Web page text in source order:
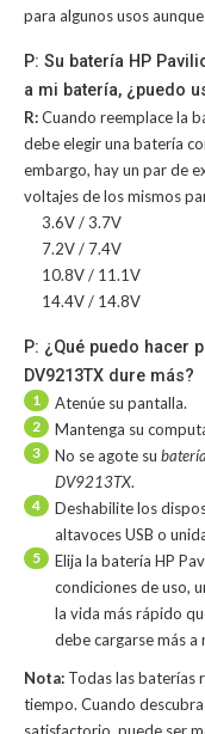
para algunos usos
P: Su batería HP
a mi batería, ¿puedo
R:Cuando reemplace la
debe elegir una batería
embargo, hay un par de
voltajes de los mismos
3.6V / 3.7V
7.2V / 7.4V
10.8V / 11.1V
14.4V / 14.8V
P: ¿Qué puedo hacer
DV9213TX dure más?
1 Atenúe su pantalla.
2 Mantenga su
3 No se agote su
DV9213TX.
4
Deshabilite los
altavoces USB o
5
Elija la batería HP
condiciones de uso,
la vida más rápido
debe cargarse más a
Nota: Todas las baterías
tiempo. Cuando